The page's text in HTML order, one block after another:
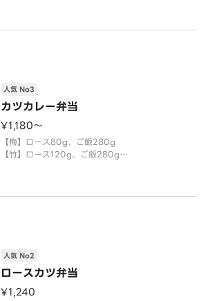
カツカレー弁当
人気 No3
¥1,180〜
【梅】ロース80g、ご飯280g
【竹】ロース120g、ご飯280g
ロースカツ弁当
人気 No2
¥1,240